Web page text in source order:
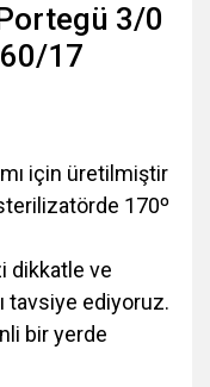
3/0
17
için üretilmiştir
170º
dikkatle ve
tavsiye ediyoruz.
bir yerde